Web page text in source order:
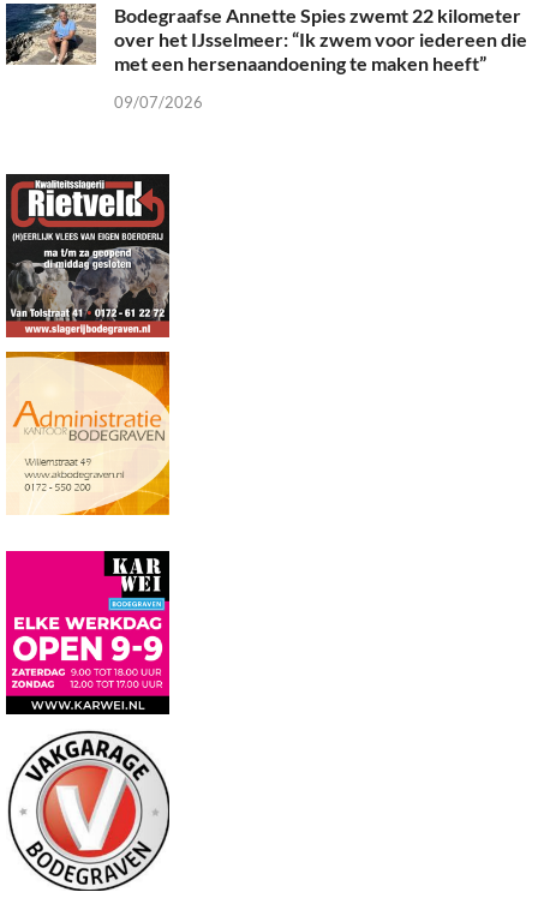
Bodegraafse Annette Spies zwemt 22 kilometer
over het IJsselmeer: “Ik zwem voor iedereen die
met een hersenaandoening te maken heeft”
09/07/2026